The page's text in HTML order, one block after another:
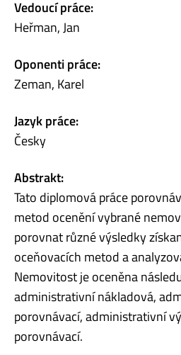
Vedoucí práce:
Heřman, Jan
Oponenti práce:
Zeman, Karel
Jazyk práce:
Česky
Abstrakt:
Tato diplomová práce
metod ocenění vybrané
porovnat různé výsledky
oceňovacích metod a
Nemovitost je oceněna
administrativní nákladová,
porovnávací, administrativní
porovnávací.